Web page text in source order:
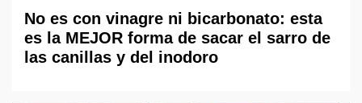
No es con vinagre ni bicarbonato: esta
es la MEJOR forma de sacar el sarro de
las canillas y del inodoro